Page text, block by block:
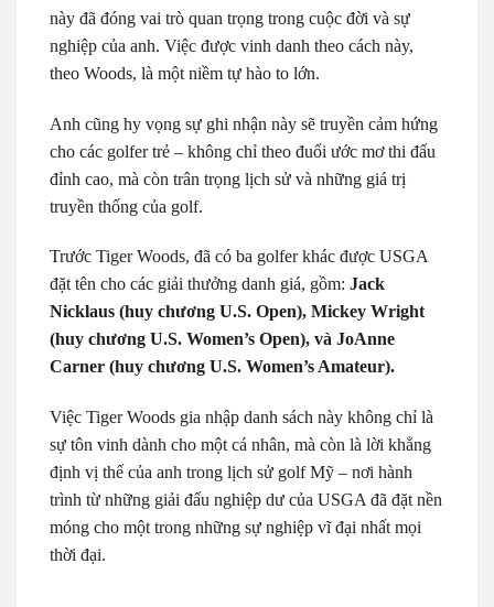
này đã đóng vai trò quan trọng trong cuộc đời và sự
nghiệp của anh. Việc được vinh danh theo cách này,
theo Woods, là một niềm tự hào to lớn.
Anh cũng hy vọng sự ghi nhận này sẽ truyền cảm hứng
cho các golfer trẻ – không chỉ theo đuổi ước mơ thi đấu
đỉnh cao, mà còn trân trọng lịch sử và những giá trị
truyền thống của golf.
Trước Tiger Woods, đã có ba golfer khác được USGA
đặt tên cho các giải thưởng danh giá, gồm: Jack
Nicklaus (huy chương U.S. Open), Mickey Wright
(huy chương U.S. Women’s Open), và JoAnne
Carner (huy chương U.S. Women’s Amateur).
Việc Tiger Woods gia nhập danh sách này không chỉ là
sự tôn vinh dành cho một cá nhân, mà còn là lời khẳng
định vị thế của anh trong lịch sử golf Mỹ – nơi hành
trình từ những giải đấu nghiệp dư của USGA đã đặt nền
móng cho một trong những sự nghiệp vĩ đại nhất mọi
thời đại.